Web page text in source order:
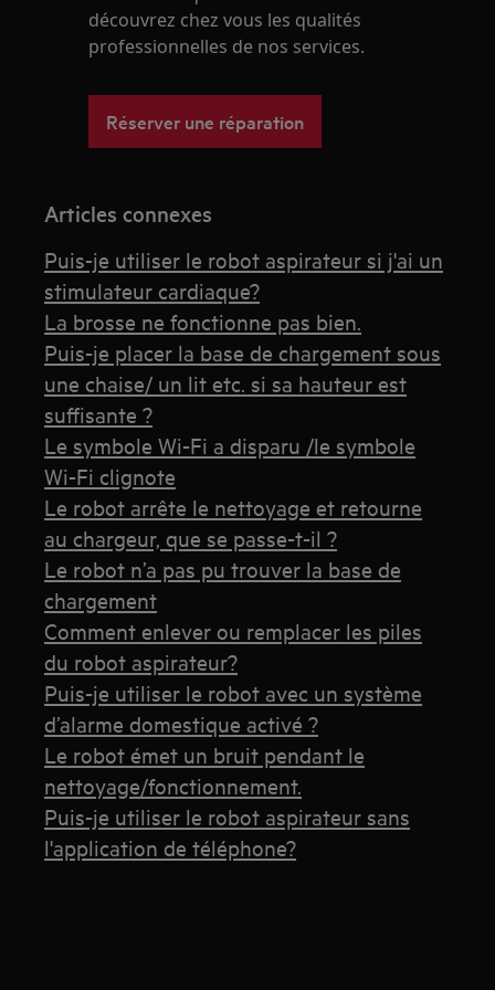
découvrez chez vous les qualités
professionnelles de nos services.
Réserver une réparation
Articles connexes
Puis-je utiliser le robot aspirateur si j'ai un
stimulateur cardiaque?
La brosse ne fonctionne pas bien.
Puis-je placer la base de chargement sous
une chaise/ un lit etc. si sa hauteur est
suffisante ?
Le symbole Wi-Fi a disparu /le symbole
Wi-Fi clignote
Le robot arrête le nettoyage et retourne
au chargeur, que se passe-t-il ?
Le robot n’a pas pu trouver la base de
chargement
Comment enlever ou remplacer les piles
du robot aspirateur?
Puis-je utiliser le robot avec un système
d’alarme domestique activé ?
Le robot émet un bruit pendant le
nettoyage/fonctionnement.
Puis-je utiliser le robot aspirateur sans
l'application de téléphone?